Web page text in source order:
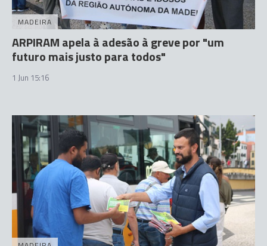
MADEIRA
ARPIRAM apela à adesão à greve por "um
futuro mais justo para todos"
1 Jun 15:16